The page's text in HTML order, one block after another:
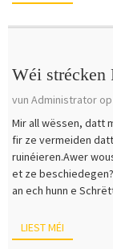
Wéi strécken
vun Administrator op
Mir all wëssen, datt
fir ze vermeiden
ruinéieren.Awer
et ze
an ech hunn e
LIEST MÉI